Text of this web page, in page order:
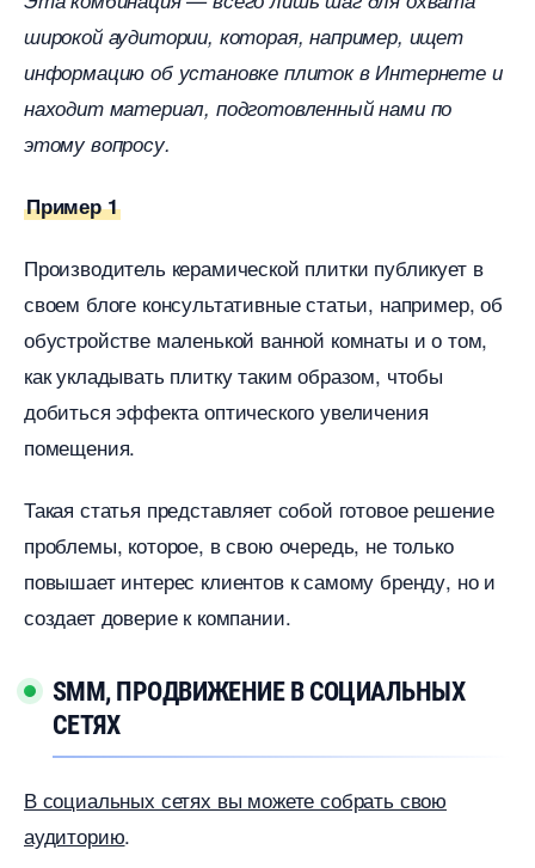
широкой аудитории, которая, например, ищет
информацию об установке плиток в Интернете и
находит материал, подготовленный нами по
этому вопросу.
Пример 1
Производитель керамической плитки публикует
своем блоге консультативные статьи, например, о
обустройстве маленькой ванной комнаты и о том,
как укладывать плитку таким образом, чтобы
добиться эффекта оптического увеличения
помещения.
Такая статья представляет собой готовое решение
проблемы, которое, в свою очередь, не только
повышает интерес клиентов к самому бренду, но и
создает доверие к компании.
SMM, ПРОДВИЖЕНИЕ В СОЦИАЛЬНЫХ
СЕТЯХ
социальных сетях вы можете собрать свою
аудиторию.